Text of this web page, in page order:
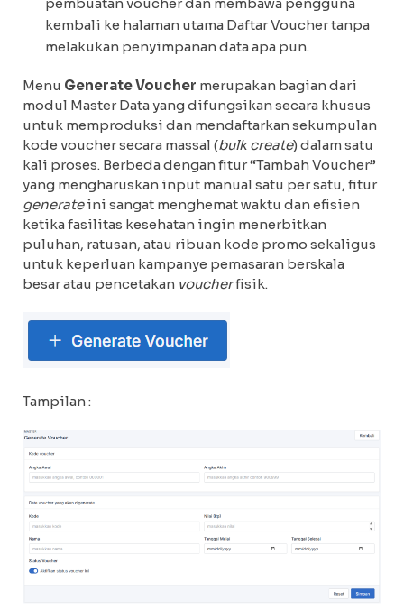
kembali ke halaman utama Daftar Voucher tanpa
melakukan penyimpanan data apa pun.
Menu Generate Voucher merupakan bagian dari
modul Master Data yang difungsikan secara khusus
untuk memproduksi dan mendaftarkan sekumpulan
kode voucher secara massal (bulk create) dalam satu
kali proses. Berbeda dengan fitur “Tambah Voucher”
yang mengharuskan input manual satu per satu, fitur
generateini sangat menghemat waktu dan efisien
ketika fasilitas kesehatan ingin menerbitkan
puluhan, ratusan, atau ribuan kode promo sekaligus
untuk keperluan kampanye pemasaran berskala
besar atau pencetakan voucherfisik.
Tampilan :